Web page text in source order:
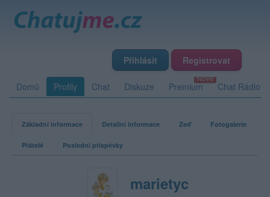
Přihlásit Registrovat
Domů Profily Chat Diskuze Premium Chat Rádio
Základní informace Detailní informace Zeď Fotogalerie
Přátelé Poslední příspěvky
marietyc